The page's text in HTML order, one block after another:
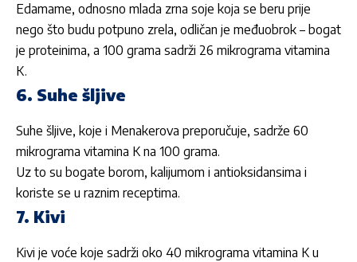
Edamame, odnosno mlada zrna soje koja se beru prije
nego što budu potpuno zrela, odličan je međuobrok – bogat
je proteinima, a 100 grama sadrži 26 mikrograma vitamina
K.
6. Suhe šljive
Suhe šljive, koje i Menakerova preporučuje, sadrže 60
mikrograma vitamina K na 100 grama.
Uz to su bogate borom, kalijumom i antioksidansima i
koriste se u raznim receptima.
7. Kivi
Kivi je voće koje sadrži oko 40 mikrograma vitamina K u